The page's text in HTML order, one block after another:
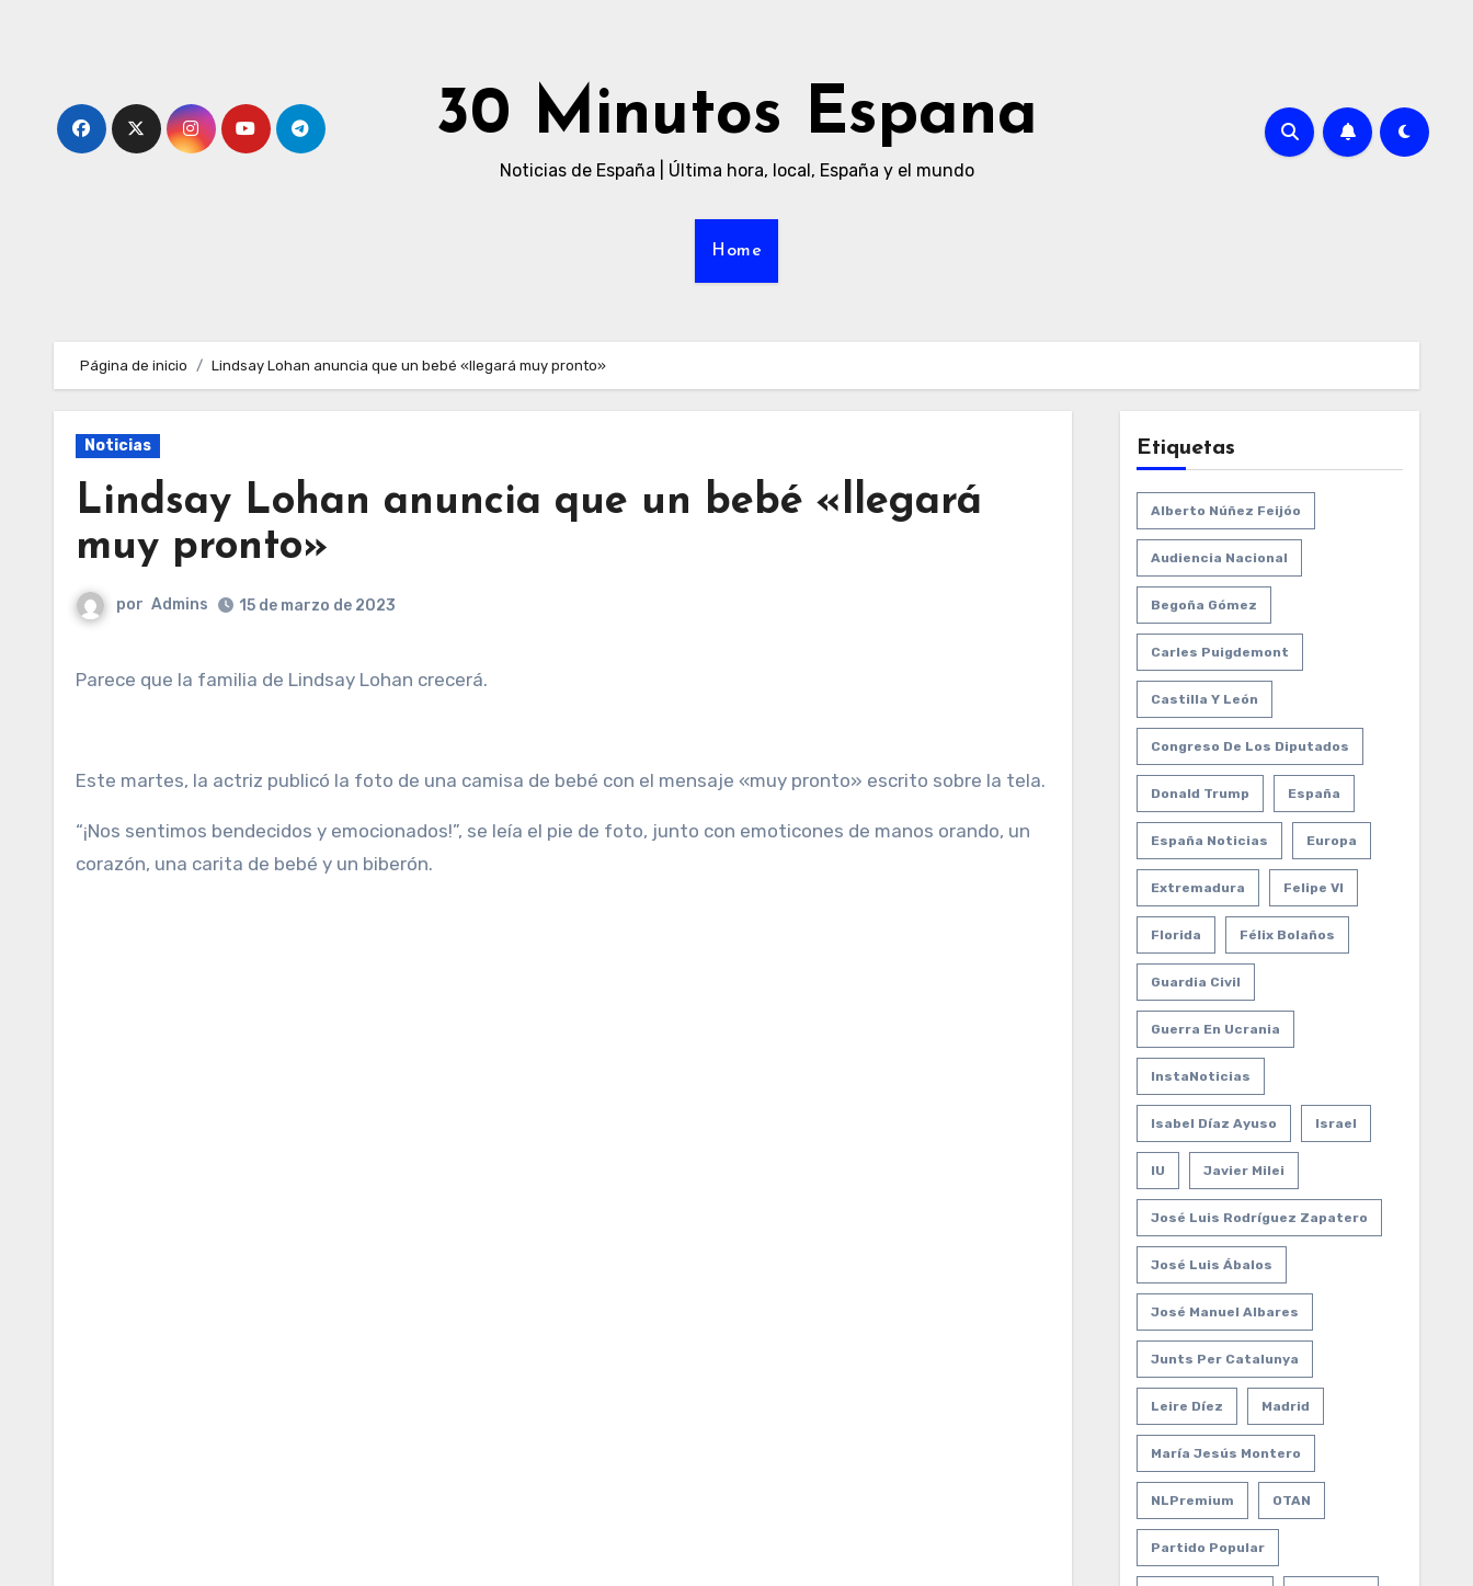
30 Minutos Espana
Noticias de España | Última hora, local, España y el mundo
Home
Página de inicio Lindsay Lohan anuncia que un bebé «llegará muy pronto»
Noticias
Lindsay Lohan anuncia que un bebé «llegará
muy pronto»
por Admins 15 de marzo de 2023
Parece que la familia de Lindsay Lohan crecerá.
Este martes, la actriz publicó la foto de una camisa de bebé con el mensaje «muy pronto» escrito sobre la tela.
“¡Nos sentimos bendecidos y emocionados!”, se leía el pie de foto, junto con emoticones de manos orando, un
corazón, una carita de bebé y un biberón.
Etiquetas
Alberto Núñez Feijóo
Audiencia Nacional
Begoña Gómez
Carles Puigdemont
Castilla Y León
Congreso De Los Diputados
Donald Trump España
España Noticias Europa
Extremadura Felipe VI
Florida Félix Bolaños
Guardia Civil
Guerra En Ucrania
InstaNoticias
Isabel Díaz Ayuso Israel
IU Javier Milei
José Luis Rodríguez Zapatero
José Luis Ábalos
José Manuel Albares
Junts Per Catalunya
Leire Díez Madrid
María Jesús Montero
NLPremium OTAN
Partido Popular